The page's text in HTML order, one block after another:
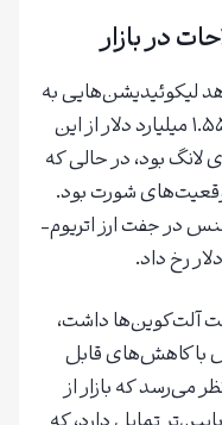
در بازار
لیکوئیدیشن‌هایی به
ارزش ۱.۷۳ میلیارد دلار بود. بیش از ۱.۵۵ میلیارد دلار از این
بود، در حالی که
به موقعیت‌های شورت بود.
در جفت ارز اتریوم-
آلت‌کوین‌ها داشت،
با کاهش‌های قابل
می‌رسد که بازار از